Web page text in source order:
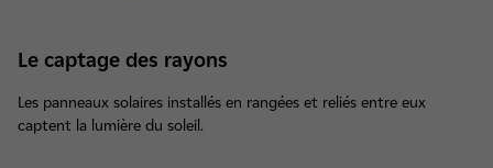
Le captage des rayons
Les panneaux solaires installés en rangées et reliés entre eux
captent la lumière du soleil.